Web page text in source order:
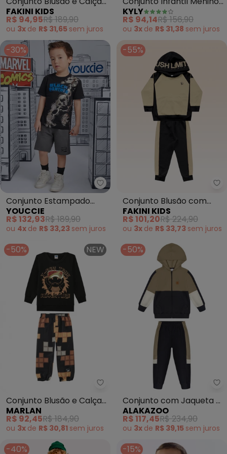
(Preto)
FAKINI KIDS
R$ 94,95R$ 189,90
ou 3x de R$ 31,65 sem juros
Dinossauro (Preto)
KYLY
R$ 94,14R$ 156,90
ou 3x de R$ 31,38 sem juros
-30%
Youccie - Conjunto
Conjunto Estampado
Pantera Negra (Preto)
YOUCCIE
R$ 132,93R$ 189,90
ou 4x de R$ 33,23 sem juros
-55%
Conjunto Blusão com
Capuz e Calça (Preto)
FAKINI KIDS
R$ 101,20R$ 224,90
ou 3x de R$ 33,73 sem juros
-50% NEW
Marlan - Conjunto Blusão e
Conjunto Blusão e Calça
Color Tetris (Preto)
MARLAN
R$ 92,45R$ 184,90
ou 3x de R$ 30,81 sem juros
-50%
Conjunto com Jaqueta e
Calça em Malha (Preto)
ALAKAZOO
R$ 117,45R$ 234,90
ou 3x de R$ 39,15 sem juros
-40% -15%